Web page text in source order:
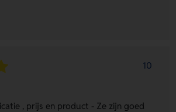
10
, prijs en product - Ze zijn goed